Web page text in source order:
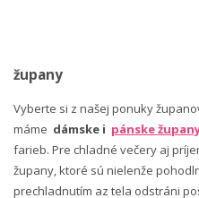
župany
Vyberte si z našej ponuky
máme dámske i pánske
farieb. Pre chladné večery aj
župany, ktoré sú nielenže
prechladnutím az tela odstráni